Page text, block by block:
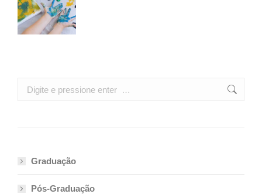
Search:
Graduação
Pós-Graduação